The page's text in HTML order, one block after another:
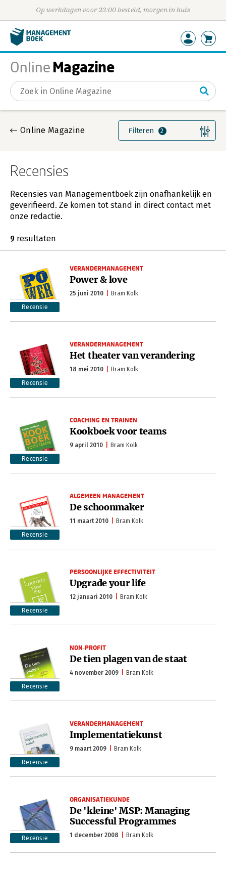
Op werkdagen voor 23:00 besteld, morgen in huis
Online Magazine
Gevonden artikelen
Online Magazine Filteren 2
Recensies
Recensies van Managementboek zijn onafhankelijk en
geverifieerd. Ze komen tot stand in direct contact met
onze redactie.
9 resultaten
Recensie
VERANDERMANAGEMENT
Power & love
25 juni 2010 Bram Kolk
Recensie
VERANDERMANAGEMENT
Het theater van verandering
18 mei 2010 Bram Kolk
Recensie
COACHING EN TRAINEN
Kookboek voor teams
9 april 2010 Bram Kolk
Recensie
ALGEMEEN MANAGEMENT
De schoonmaker
11 maart 2010 Bram Kolk
Recensie
PERSOONLIJKE EFFECTIVITEIT
Upgrade your life
12 januari 2010 Bram Kolk
Recensie
NON-PROFIT
De tien plagen van de staat
4 november 2009 Bram Kolk
Recensie
VERANDERMANAGEMENT
Implementatiekunst
9 maart 2009 Bram Kolk
Recensie
ORGANISATIEKUNDE
De 'kleine' MSP: Managing
Successful Programmes
1 december 2008 Bram Kolk